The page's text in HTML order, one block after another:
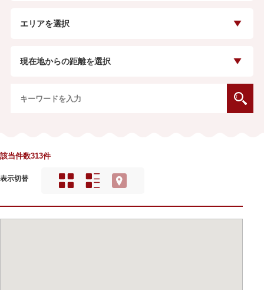
エリアを選択
現在地からの距離を選択
該当件数313件
表示切替